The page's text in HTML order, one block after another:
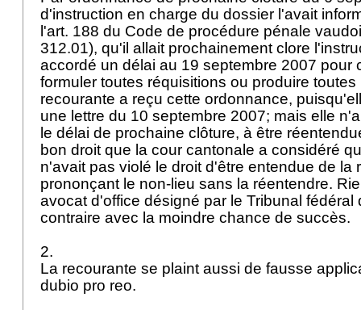
d'instruction en charge du dossier l'avait
l'art. 188 du Code de procédure pénale
312.01), qu'il allait prochainement clore
accordé un délai au 19 septembre 2007 pour
formuler toutes réquisitions ou produire
recourante a reçu cette ordonnance,
une lettre du 10 septembre 2007; mais elle
le délai de prochaine clôture, à être
bon droit que la cour cantonale a considéré
n'avait pas violé le droit d'être entendue de la
prononçant le non-lieu sans la réentendre.
avocat d'office désigné par le Tribunal fédéral
contraire avec la moindre chance de succès.
2.
La recourante se plaint aussi de fausse
dubio pro reo.